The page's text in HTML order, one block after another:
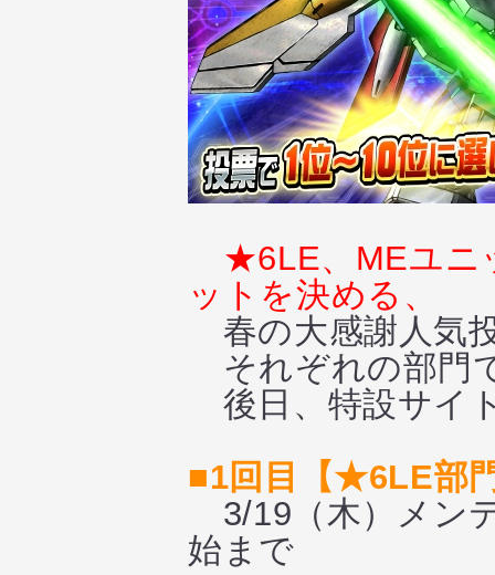
★6LE、MEユニ
ットを決める、
春の大感謝人気
それぞれの部門
後日、特設サイ
■1回目【★6LE部
3/19（木）メン
始まで